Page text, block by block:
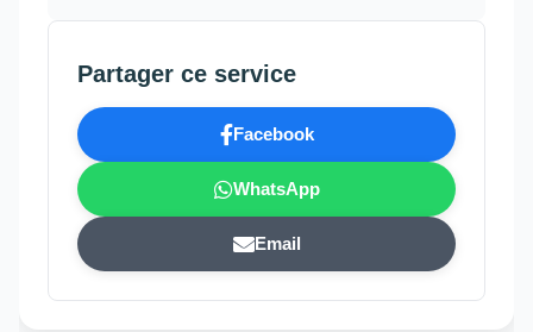
Partager ce service
Facebook
WhatsApp
Email